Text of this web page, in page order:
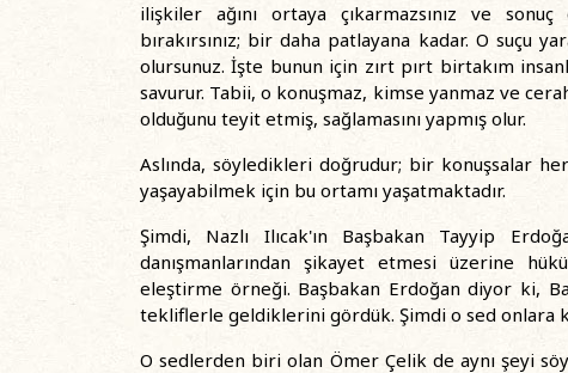
ilişkiler ağını ortaya çıkarmazsınız ve
bırakırsınız; bir daha patlayana kadar. O suçu
olursunuz. İşte bunun için zırt pırt birtakım
savurur. Tabii, o konuşmaz, kimse yanmaz ve
olduğunu teyit etmiş, sağlamasını yapmış olur.
Aslında, söyledikleri doğrudur; bir konuşsalar
yaşayabilmek için bu ortamı yaşatmaktadır.
Şimdi, Nazlı Ilıcak'ın Başbakan Tayyip
danışmanlarından şikayet etmesi üzerine
eleştirme örneği. Başbakan Erdoğan diyor ki,
tekliflerle geldiklerini gördük. Şimdi o sed onlara
O sedlerden biri olan Ömer Çelik de aynı şeyi